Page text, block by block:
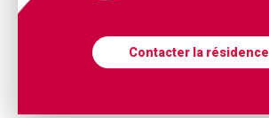
Contacter la résidence